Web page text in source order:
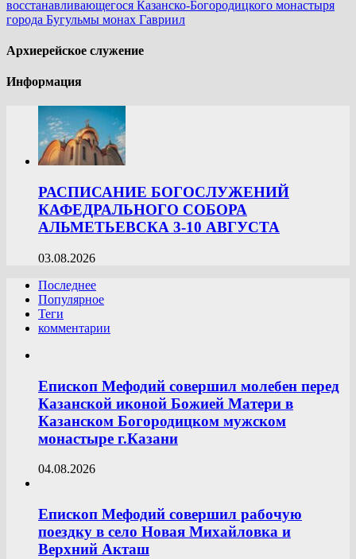
восстанавливающегося Казанско-Богородицкого монастыря
города Бугульмы монах Гавриил
Архиерейское служение
Информация
РАСПИСАНИЕ БОГОСЛУЖЕНИЙ
КАФЕДРАЛЬНОГО СОБОРА
АЛЬМЕТЬЕВСКА 3-10 АВГУСТА
03.08.2026
Последнее
Популярное
Теги
комментарии
Епископ Мефодий совершил молебен перед
Казанской иконой Божией Матери в
Казанском Богородицком мужском
монастыре г.Казани
04.08.2026
Епископ Мефодий совершил рабочую
поездку в село Новая Михайловка и
Верхний Акташ